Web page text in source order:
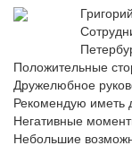
Григорий
Положительные
Дружелюбное
Рекомендую иметь
Негативные
Небольшие